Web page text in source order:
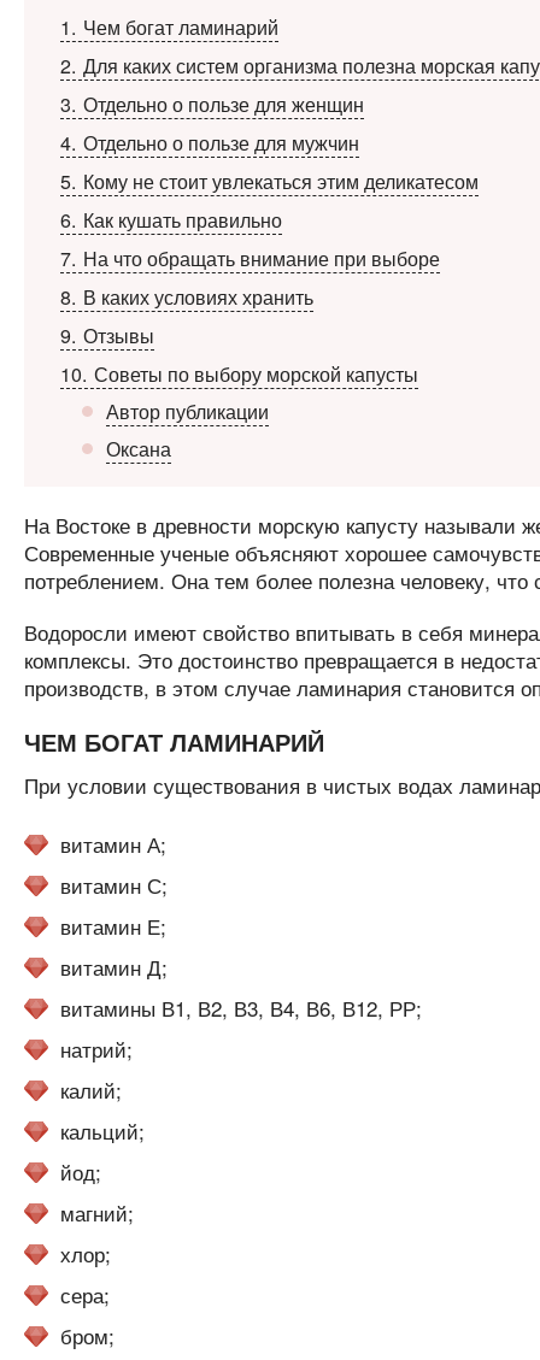
1
Чем богат ламинарий
2 Для каких систем организма полезна морская
3 Отдельно о пользе для женщин
4 Отдельно о пользе для мужчин
5 Кому не стоит увлекаться этим деликатесом
6 Как кушать правильно
7 На что обращать внимание при выборе
8 В каких условиях хранить
9 Отзывы
10 Советы по выбору морской капусты
Автор публикации
Оксана
На Востоке в древности морскую капусту называли
Современные ученые объясняют хорошее
потреблением. Она тем более полезна человеку, что
Водоросли имеют свойство впитывать в себя
комплексы. Это достоинство превращается в
производств, в этом случае ламинария становится
ЧЕМ БОГАТ ЛАМИНАРИЙ
При условии существования в чистых водах
витамин А;
витамин С;
витамин Е;
витамин Д;
витамины В1, В2, В3, В4, В6, В12, РР;
натрий;
калий;
кальций;
йод;
магний;
хлор;
сера;
бром;